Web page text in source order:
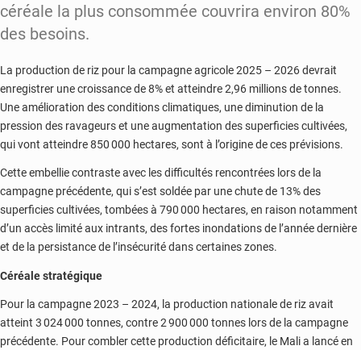
céréale la plus consommée couvrira environ 80%
des besoins.
La production de riz pour la campagne agricole 2025 – 2026 devrait
enregistrer une croissance de 8% et atteindre 2,96 millions de tonnes.
Une amélioration des conditions climatiques, une diminution de la
pression des ravageurs et une augmentation des superficies cultivées,
qui vont atteindre 850 000 hectares, sont à l’origine de ces prévisions.
Cette embellie contraste avec les difficultés rencontrées lors de la
campagne précédente, qui s’est soldée par une chute de 13% des
superficies cultivées, tombées à 790 000 hectares, en raison notamment
d’un accès limité aux intrants, des fortes inondations de l’année dernière
et de la persistance de l’insécurité dans certaines zones.
Céréale stratégique
Pour la campagne 2023 – 2024, la production nationale de riz avait
atteint 3 024 000 tonnes, contre 2 900 000 tonnes lors de la campagne
précédente. Pour combler cette production déficitaire, le Mali a lancé en